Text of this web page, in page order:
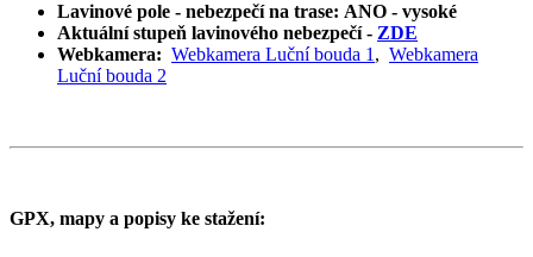
Lavinové pole - nebezpečí na trase: ANO - vysoké
Aktuální stupeň lavinového nebezpečí - ZDE
Webkamera: Webkamera Luční bouda 1 , Webkamera
Luční bouda 2
GPX, mapy a popisy ke stažení: